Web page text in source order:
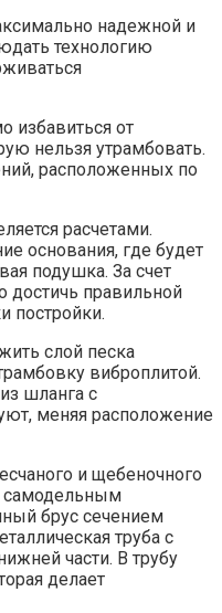
надежной и
технологию
избавиться от
нельзя утрамбовать.
расположенных по
расчетами.
основания, где будет
подушка. За счет
достичь правильной
постройки.
слой песка
виброплитой.
шланга с
меняя расположение
и щебеночного
самодельным
брус сечением
труба с
части. В трубу
делает